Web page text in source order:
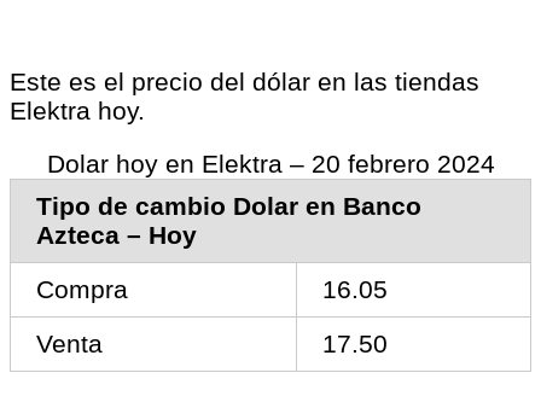
Este es el precio del dólar en las tiendas
Elektra hoy.
Dolar hoy en Elektra – 20 febrero 2024
Tipo de cambio Dolar en Banco
Azteca – Hoy
Compra
16.05
Venta
17.50